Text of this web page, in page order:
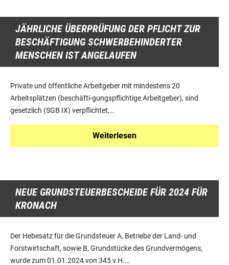
JÄHRLICHE ÜBERPRÜFUNG DER PFLICHT ZUR
BESCHÄFTIGUNG SCHWERBEHINDERTER
MENSCHEN IST ANGELAUFEN
Private und öffentliche Arbeitgeber mit mindestens 20
Arbeitsplätzen (beschäfti-gungspflichtige Arbeitgeber), sind
gesetzlich (SGB IX) verpflichtet,…
Weiterlesen
NEUE GRUNDSTEUERBESCHEIDE FÜR 2024 FÜR
KRONACH
Der Hebesatz für die Grundsteuer A, Betriebe der Land- und
Forstwirtschaft, sowie B, Grundstücke des Grundvermögens,
wurde zum 01.01.2024 von 345 v.H.…